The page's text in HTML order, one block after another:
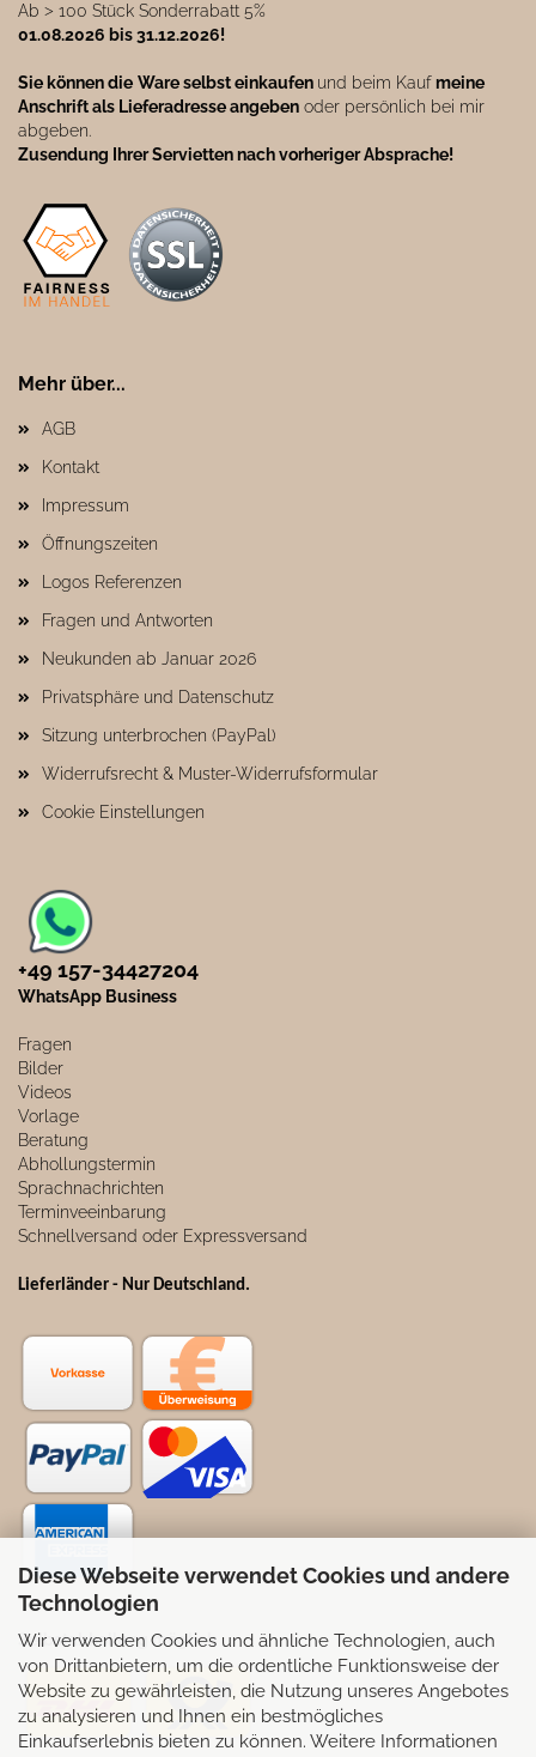
Diese Webseite verwendet Cookies und andere
Technologien
Wir verwenden Cookies und ähnliche Technologien, auch
von Drittanbietern, um die ordentliche Funktionsweise der
Website zu gewährleisten, die Nutzung unseres Angebotes
zu analysieren und Ihnen ein bestmögliches
Einkaufserlebnis bieten zu können. Weitere Informationen
Ab ˃ 100 Stück Sonderrabatt 5%
01.08.2026 bis 31.12.2026!
Sie können die Ware selbst einkaufen und beim Kaufmeine
Anschrift als Lieferadresse angeben oder persönlich bei mir
abgeben.
Zusendung Ihrer Servietten nach vorheriger Absprache!
Mehr über...
AGB
Kontakt
Impressum
Öffnungszeiten
Logos Referenzen
Fragen und Antworten
Neukunden ab Januar 2026
Privatsphäre und Datenschutz
Sitzung unterbrochen (PayPal)
Widerrufsrecht & Muster-Widerrufsformular
Cookie Einstellungen
+49 157-34427204​
WhatsApp Business
Fragen
Bilder
Videos
Vorlage
Beratung
Abhollungstermin
Sprachnachrichten
Terminveeinbarung
Schnellversand oder Expressversand
Lieferländer - Nur Deutschland.
Selbstabhollung möglich